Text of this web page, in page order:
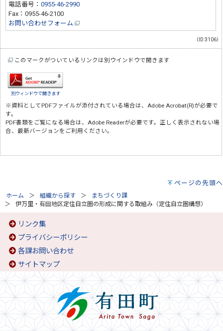
電話番号：0955-46-2990
Fax：0955-46-2100
お問い合わせフォーム
（ID:3106）
このマークがついているリンクは別ウインドウで開きます
別ウィンドウで開きます
※資料としてPDFファイルが添付されている場合は、 Adobe Acrobat(R)が必要で
す。
PDF書類をご覧になる場合は、 Adobe Readerが必要です。正しく表示されない場
合、最新バージョンをご利用ください。
ページの先頭へ
ホーム 組織から探す
まちづくり課
伊万里・有田地区定住自立圏の形成に関する取組み（定住自立圏構想）
リンク集
プライバシーポリシー
各課お問い合わせ
サイトマップ